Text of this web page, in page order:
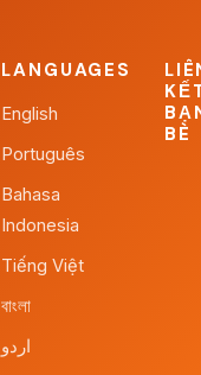
LANGUAGES
English
Português
Bahasa
Indonesia
Tiếng Việt
বাংলা
اردو
BÈ